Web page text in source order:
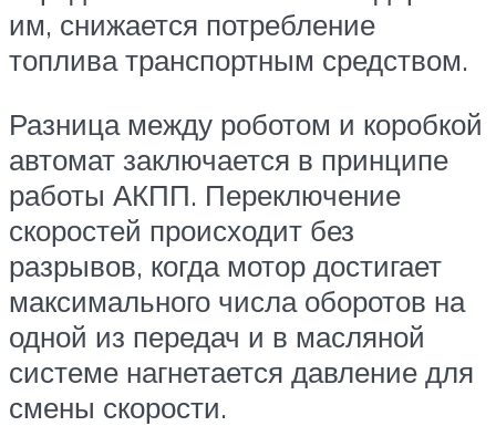
им, снижается потребление
топлива транспортным средством.
Разница между роботом и коробкой
автомат заключается в принципе
работы АКПП. Переключение
скоростей происходит без
разрывов, когда мотор достигает
максимального числа оборотов на
одной из передач и в масляной
системе нагнетается давление для
смены скорости.